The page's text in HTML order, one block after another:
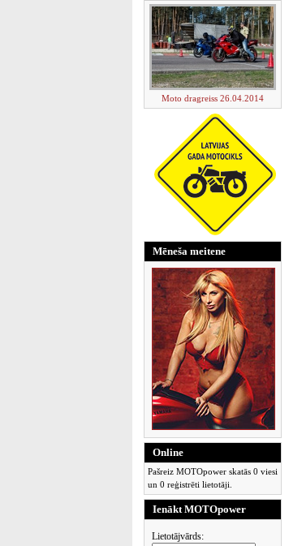
Moto dragreiss 26.04.2014
Mēneša meitene
Online
Pašreiz MOTOpower skatās 0 viesi
un 0 reģistrēti lietotāji.
Ienākt MOTOpower
Lietotājvārds: